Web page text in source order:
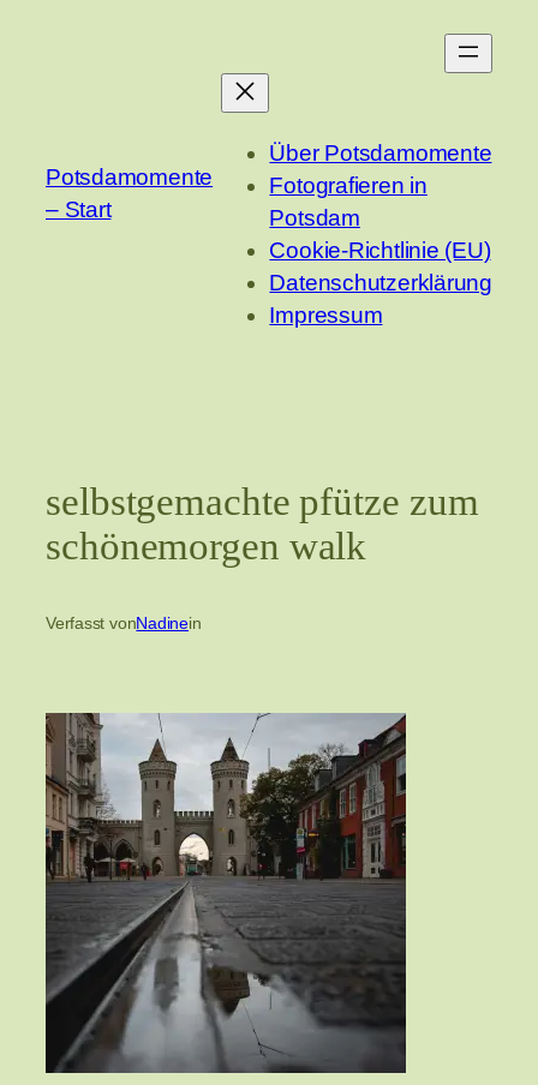
Potsdamomente
– Start
Über Potsdamomente
Fotografieren in
Potsdam
Cookie-Richtlinie (EU)
Datenschutzerklärung
Impressum
selbstgemachte pfütze zum
schönemorgen walk
Verfasst vonNadinein